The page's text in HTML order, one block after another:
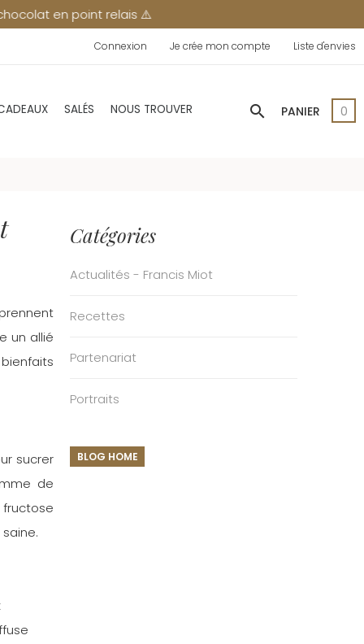
en point relais ⚠️
Connexion Je crée mon compte Liste d'envies
SALÉS NOUS TROUVER search PANIER 0
un allié
sucrer
de
Catégories
Actualités - Francis Miot
Recettes
Partenariat
Portraits
BLOG HOME